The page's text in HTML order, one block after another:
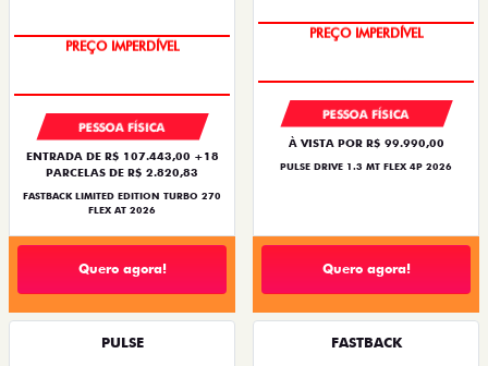
PREÇO IMPERDÍVEL
PESSOA FÍSICA
ENTRADA DE R$ 107.443,00 +18
PARCELAS DE R$ 2.820,83
FASTBACK LIMITED EDITION TURBO 270
FLEX AT 2026
Quero agora!
PREÇO IMPERDÍVEL
PESSOA FÍSICA
À VISTA POR R$ 99.990,00
PULSE DRIVE 1.3 MT FLEX 4P 2026
Quero agora!
PULSE FASTBACK